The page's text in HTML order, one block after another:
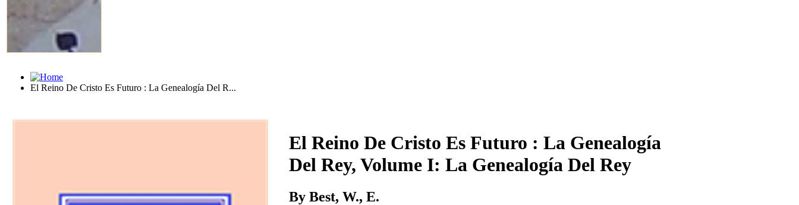
El Reino De Cristo Es Futuro : La Genealogía Del R...
El Reino De Cristo Es Futuro : La Genealogía
Del Rey, Volume I: La Genealogía Del Rey
By Best, W., E.